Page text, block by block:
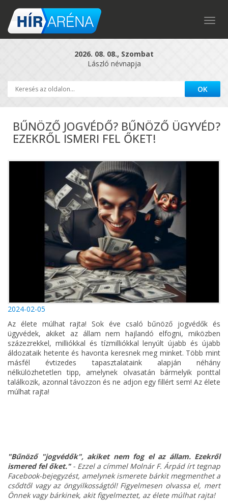
2026. 08. 08., Szombat
László névnapja
BŰNÖZŐ JOGVÉDŐ? BŰNÖZŐ ÜGYVÉD?
EZEKRŐL ISMERI FEL ŐKET!
2024-02-05
Az élete múlhat rajta! Sok éve csaló bűnöző jogvédők és
ügyvédek, akiket az állam nem hajlandó elfogni, miközben
százezrekkel, milliókkal és tízmilliókkal lenyúlt újabb és újabb
áldozataik hetente és havonta keresnek meg minket. Több mint
másfél évtizedes tapasztalataink alapján néhány
nélkülözhetetlen tipp, amelynek olvasatán bármelyik ponttal
találkozik, azonnal távozzon és ne adjon egy fillért sem! Az élete
múlhat rajta!
"Bűnöző "jogvédők", akiket nem fog el az állam. Ezekről
ismered fel őket."- Ezzel a címmel Molnár F. Árpád írt tegnap
Facebook-bejegyzést, amelynek ismerete bárkit megmenthet a
csődtől vagy az öngyilkosságtól! Figyelmesen olvassa el, mert
Önnek vagy bárkinek, akit figyelmeztet, az élete múlhat rajta!